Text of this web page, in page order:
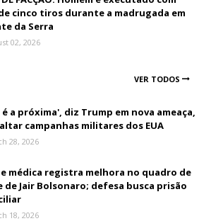
cinco tiros durante a madrugada em
da Serra
02, 2026
VER TODOS
é a próxima', diz Trump em nova ameaça,
campanhas militares dos EUA
28, 2026
médica registra melhora no quadro de
de Jair Bolsonaro; defesa busca prisão
18, 2026